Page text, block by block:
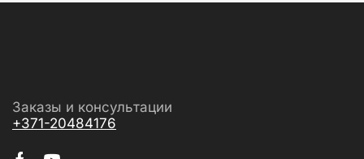
Заказы и консультации
+371-20484176